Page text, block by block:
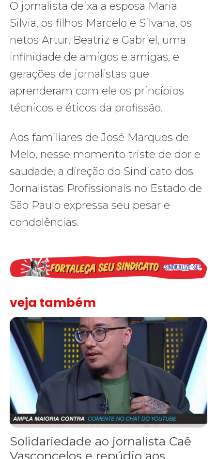
O jornalista deixa a esposa Maria
Silvia, os filhos Marcelo e Silvana, os
netos Artur, Beatriz e Gabriel, uma
infinidade de amigos e amigas, e
gerações de jornalistas que
aprenderam com ele os princípios
técnicos e éticos da profissão.
Aos familiares de José Marques de
Melo, nesse momento triste de dor e
saudade, a direção do Sindicato dos
Jornalistas Profissionais no Estado de
São Paulo expressa seu pesar e
condolências.
veja também
Solidariedade ao jornalista Caê Vasconcelos e repúdio aos
Solidariedade ao jornalista Caê
Vasconcelos e repúdio aos